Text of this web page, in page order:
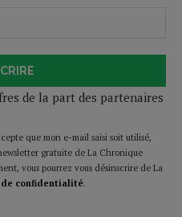
de la part des partenaires
que mon e-mail saisi soit utilisé,
gratuite de La Chronique
vous pourrez vous désinscrire de La
confidentialité.